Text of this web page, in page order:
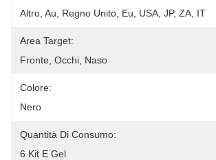
Altro, Au, Regno Unito, Eu, USA, JP, ZA, IT
Area Target:
Fronte, Occhi, Naso
Colore:
Nero
Quantità Di Consumo:
6 Kit E Gel